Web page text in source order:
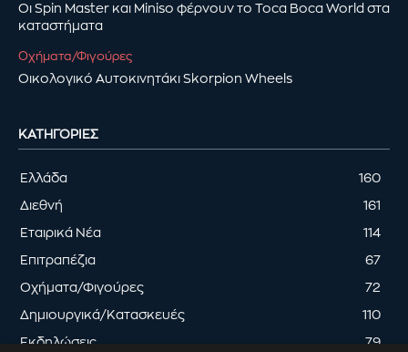
Οι Spin Master και Miniso φέρνουν το Toca Boca World στα
καταστήματα
Οχήματα/Φιγούρες
Οικολογικό Αυτοκινητάκι Skorpion Wheels
ΚΑΤΗΓΟΡΊΕΣ
Ελλάδα 160
Διεθνή 161
Εταιρικά Νέα 114
Επιτραπέζια 67
Οχήματα/Φιγούρες 72
Δημιουργικά/Κατασκευές 110
Εκδηλώσεις 79